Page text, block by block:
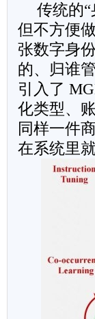
传统的
但不方便
张数字身
的、归谁
引入了
化类型、
同样一件
在系统里